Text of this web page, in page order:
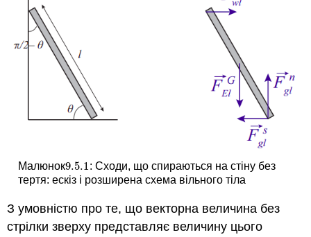
Малюнок9.5.1
9.5.1: Сходи, що спираються на стіну без
тертя: ескіз і розширена схема вільного тіла
З умовністю про те, що векторна величина без
стрілки зверху представляє величину цього